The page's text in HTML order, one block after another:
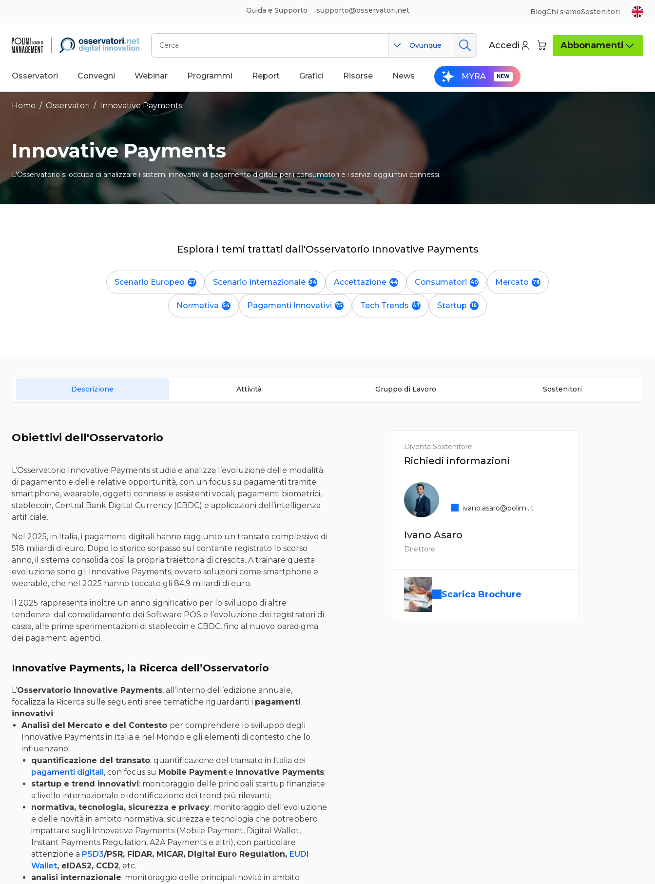
Guida e Supporto supporto@osservatori.net BlogChi siamoSostenitori
Cerca
Ovunque Accedi Abbonamenti
Osservatori Convegni Webinar Programmi Report Grafici Risorse News MYRA
Home / Osservatori / Innovative Payments
Innovative Payments
L’Osservatorio si occupa di analizzare i sistemi innovativi di pagamento digitale per i consumatori e i servizi aggiuntivi connessi.
Esplora i temi trattati dall'Osservatorio Innovative Payments
Scenario Europeo Scenario Internazionale Accettazione Consumatori Mercato
Normativa Pagamenti Innovativi Tech Trends Startup
Descrizione Attività Gruppo di Lavoro Sostenitori
Obiettivi dell'Osservatorio
L’Osservatorio Innovative Payments studia e analizza l’evoluzione delle modalità
di pagamento e delle relative opportunità, con un focus su pagamenti tramite
smartphone, wearable, oggetti connessi e assistenti vocali, pagamenti biometrici,
stablecoin, Central Bank Digital Currency (CBDC) e applicazioni dell’intelligenza
artificiale.
Nel 2025, in Italia, i pagamenti digitali hanno raggiunto un transato complessivo di
518 miliardi di euro. Dopo lo storico sorpasso sul contante registrato lo scorso
anno, il sistema consolida così la propria traiettoria di crescita. A trainare questa
evoluzione sono gli Innovative Payments, ovvero soluzioni come smartphone e
wearable, che nel 2025 hanno toccato gli 84,9 miliardi di euro.
Il 2025 rappresenta inoltre un anno significativo per lo sviluppo di altre
tendenze: dal consolidamento dei Software POS e l’evoluzione dei registratori di
cassa, alle prime sperimentazioni di stablecoin e CBDC, fino al nuovo paradigma
dei pagamenti agentici.
Innovative Payments, la Ricerca dell’Osservatorio
L’Osservatorio Innovative Payments, all’interno dell’edizione annuale,
focalizza la Ricerca sulle seguenti aree tematiche riguardanti i pagamenti
innovativi:
Analisi del Mercato e del Contesto per comprendere lo sviluppo degli
Innovative Payments in Italia e nel Mondo e gli elementi di contesto che lo
influenzano:
quantificazione del transato: quantificazione del transato in Italia dei
pagamenti digitali, con focus su Mobile Payment e Innovative Payments;
startup e trend innovativi: monitoraggio delle principali startup finanziate
a livello internazionale e identificazione dei trend più rilevanti;
normativa, tecnologia, sicurezza e privacy: monitoraggio dell’evoluzione
e delle novità in ambito normativa, sicurezza e tecnologia che potrebbero
impattare sugli Innovative Payments (Mobile Payment, Digital Wallet,
Instant Payments Regulation, A2A Payments e altri), con particolare
attenzione a PSD3/PSR, FiDAR, MiCAR, Digital Euro Regulation, EUDI
Wallet, eIDAS2, CCD2, etc.
analisi internazionale: monitoraggio delle principali novità in ambito
Diventa Sostenitore
Richiedi informazioni
Ivano Asaro
Direttore
ivano.asaro@polimi.it
Scarica Brochure